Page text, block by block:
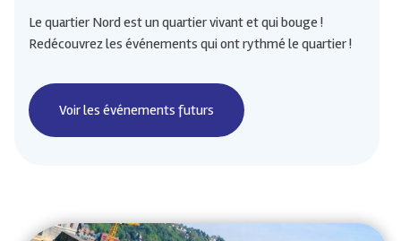
Le quartier Nord est un quartier vivant et qui bouge !
Redécouvrez les événements qui ont rythmé le quartier !
Voir les événements futurs